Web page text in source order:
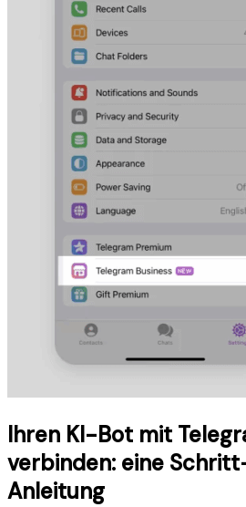
Ihren KI-Bot mit
verbinden: eine
Anleitung